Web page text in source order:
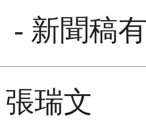
- 新聞稿
瑞文